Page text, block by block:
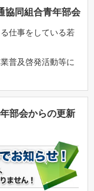
協同組合青年部会
仕事をしている若
普及啓発活動等に
部会からの更新